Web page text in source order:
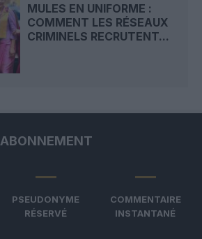
MULES EN UNIFORME :
COMMENT LES RÉSEAUX
CRIMINELS RECRUTENT...
ABONNEMENT
PSEUDONYME
RÉSERVÉ
COMMENTAIRE
INSTANTANÉ